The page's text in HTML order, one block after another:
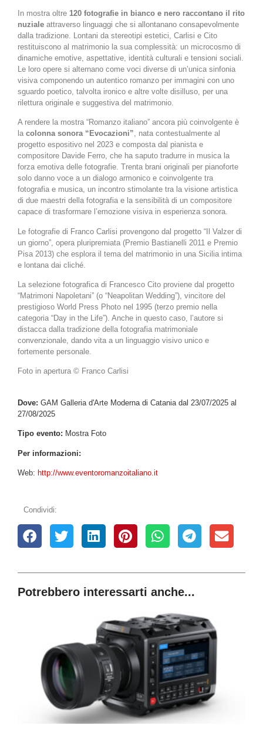
In mostra oltre 120 fotografie in bianco e nero raccontano il rito
nuziale attraverso linguaggi che si allontanano consapevolmente
dalla tradizione. Lontani da stereotipi estetici, Carlisi e Cito
restituiscono al matrimonio la sua complessità: un microcosmo di
dinamiche emotive, aspettative, identità culturali e tensioni sociali.
Le loro opere si alternano come voci diverse di un’unica sinfonia
visiva componendo un autentico romanzo per immagini con uno
sguardo poetico, talvolta ironico e altre volte disilluso, per una
rilettura originale e suggestiva del matrimonio.
A rendere la mostra “Romanzo italiano” ancora più coinvolgente è
la colonna sonora “Evocazioni”, nata contestualmente al
progetto espositivo nel 2023 e composta dal pianista e
compositore Davide Ferro, che ha saputo tradurre in musica la
forza emotiva delle fotografie. Trenta brani originali per pianoforte
solo danno voce a un dialogo armonico e coinvolgente tra
fotografia e musica, un incontro stimolante tra la visione artistica
di due maestri della fotografia e la sensibilità di un compositore
capace di trasformare l’emozione visiva in esperienza sonora.
Le fotografie di Franco Carlisi provengono dal progetto “Il Valzer di
un giorno”, opera pluripremiata (Premio Bastianelli 2011 e Premio
Pisa 2013) che esplora il tema del matrimonio in una Sicilia intima
e lontana dai cliché.
La selezione fotografica di Francesco Cito proviene dal progetto
“Matrimoni Napoletani” (o “Neapolitan Wedding”), vincitore del
prestigioso World Press Photo nel 1995 (terzo premio nella
categoria “Day in the Life”). Anche in questo caso, l’autore si
distacca dalla tradizione della fotografia matrimoniale
convenzionale, dando vita a un linguaggio visivo unico e
fortemente personale.
Foto in apertura © Franco Carlisi
Dove: GAM Galleria d'Arte Moderna di Catania dal 23/07/2025 al
27/08/2025
Tipo evento: Mostra Foto
Per informazioni:
Web: http://www.eventoromanzoitaliano.it
Condividi:
Potrebbero interessarti anche...